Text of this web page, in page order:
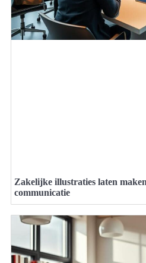
Zakelijke illustraties laten
communicatie